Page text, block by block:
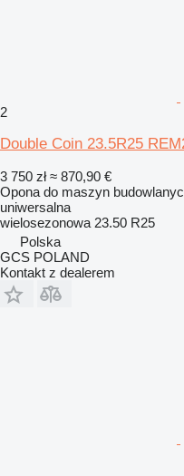
2
Double Coin 23.5R25
3 750 zł ≈ 870,90 €
Opona do maszyn
uniwersalna
wielosezonowa 23.50 R25
Polska
GCS POLAND
Kontakt z dealerem